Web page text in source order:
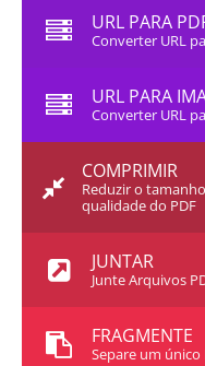
URL PARA
Converter URL
URL PARA
Converter URL
COMPRIMIR
Reduzir o
qualidade do PDF
JUNTAR
Junte Arquivos
FRAGMENTE
Separe um